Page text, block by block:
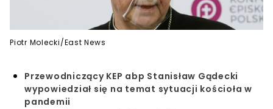
Piotr Molecki/East News
Przewodniczący KEP abp Stanisław Gądecki
wypowiedział się na temat sytuacji kościoła w
pandemii